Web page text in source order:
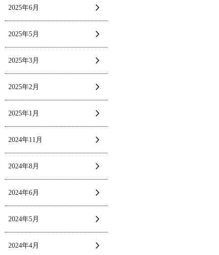
2025年6月
2025年5月
2025年3月
2025年2月
2025年1月
2024年11月
2024年8月
2024年6月
2024年5月
2024年4月